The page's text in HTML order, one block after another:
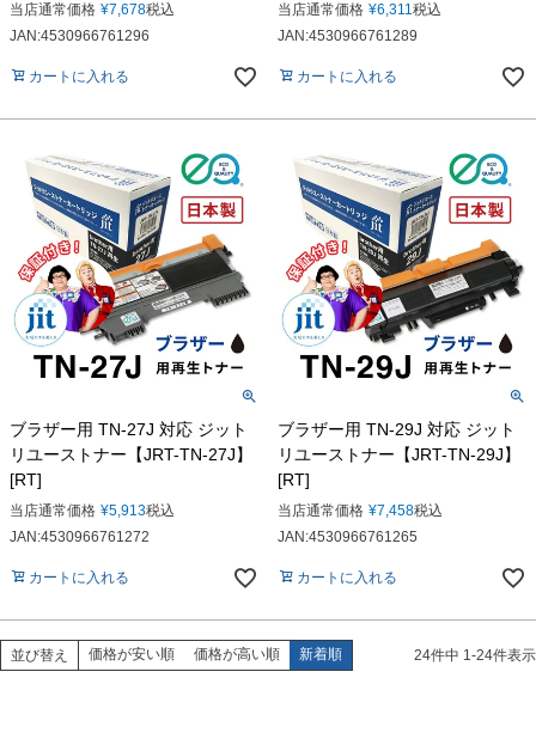
当店通常価格 ¥7,678税込
JAN:4530966761296
カートに入れる
当店通常価格 ¥6,311税込
JAN:4530966761289
カートに入れる
ブラザー用 TN-27J 対応 ジット
リユーストナー【JRT-TN-27J】
[RT]
当店通常価格 ¥5,913税込
JAN:4530966761272
カートに入れる
ブラザー用 TN-29J 対応 ジット
リユーストナー【JRT-TN-29J】
[RT]
当店通常価格 ¥7,458税込
JAN:4530966761265
カートに入れる
並び替え 価格が安い順 価格が高い順 新着順 24件中 1-24件表示